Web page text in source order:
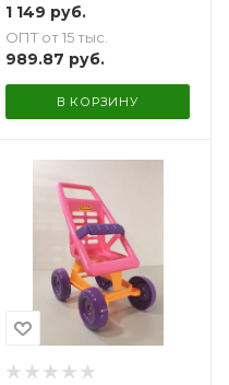
1 149 руб.
ОПТ от 15 тыс.
989.87 руб.
В КОРЗИНУ